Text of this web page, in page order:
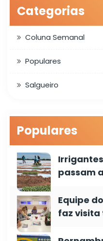
Categorias
Coluna Semanal
Populares
Salgueiro
Populares
passam
Equipe
faz